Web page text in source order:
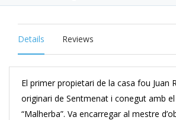
Details Reviews
El primer propietari de la casa fou Juan
originari de Sentmenat i conegut amb
“Malherba”. Va encarregar al mestre